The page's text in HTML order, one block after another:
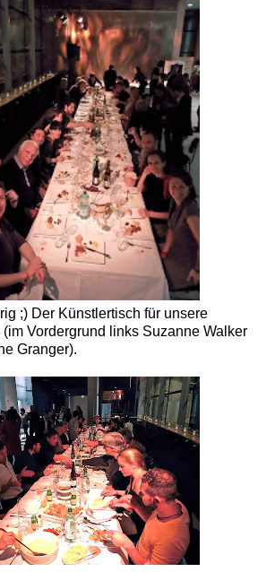
;) Der Künstlertisch für unsere
(im Vordergrund links Suzanne Walker
Granger).